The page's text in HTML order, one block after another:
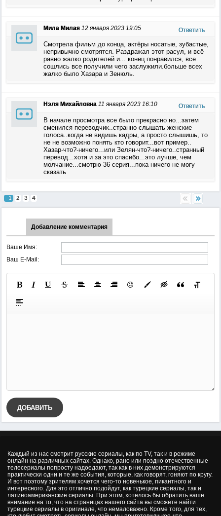
Мила Милая 12 января 2023 19:05 Ответить
Смотрела фильм до конца, актёры носатые, зубастые,
непривычно смотрятся. Раздражал этот расул, и всё
равно жалко родителей и... конец понравился, все
сошлись все получили чего заслужили.больше всех
жалко было Хазара и Зенюль.
Нэля Михайловна 11 января 2023 16:10 Ответить
В начале просмотра все было прекрасно но...затем
сменился переводчик..странно слышать женские
голоса..когда не видишь кадры, а просто слышишь, то
не не возможно понять кто говорит...вот пример..
Хазар-что?-ничего...или Зелян-что?-ничего..странный
перевод...хотя и за это спасибо...это лучше, чем
молчание...смотрю 36 серия...пока ничего не могу
сказать
1 2 3 4
Добавление комментария
Ваше Имя:
Ваш E-Mail:
ДОБАВИТЬ
Каждый из нас смотрит русские сериалы, как по TV, так и в режиме
онлайн на различных сайтах. Однако, рано или поздно отечественные
телесериалы попросту надоедают, так как в них демонстрируются
практически одни и те же события, которые, как говорят, гоняют по кругу.
И вот поэтому зрителям хочется чего-то новенькое, пикантного и
интересного. Для это отлично подойдут, как турецкие сериалы, так и
латиноамериканские сериалы. При этом, хотелось бы обратить ваше
внимание на то, что на страницах нашего сайта вы сможете найти
турецкие сериалы в оригинале, что немаловажно. Кроме того, для тех,